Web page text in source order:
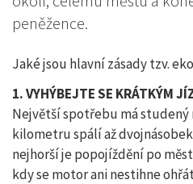
peněžence.
Jaké jsou hlavní zásady tzv.
1. VYHÝBEJTE SE KRÁTKÝM
Největší spotřebu má
kilometru spálí až
nejhorší je popojíždění po
kdy se motor ani nestihne